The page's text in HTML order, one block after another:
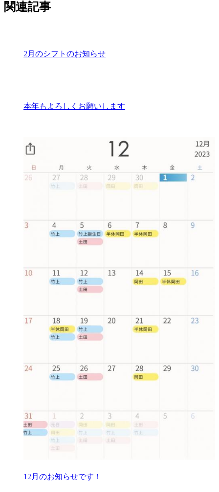
関連記事
2月のシフトのお知らせ
本年もよろしくお願いします
12月のお知らせです！